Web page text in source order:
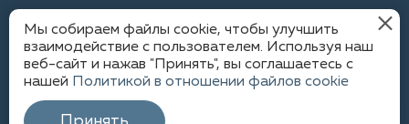
RENTHAI
ПОЛИТИКА КОНФИДЕНЦИАЛЬНОСТИ
© WWW.RENTHAI.COM
Мы собираем файлы cookie, чтобы улучшить
взаимодействие с пользователем. Используя наш
веб-сайт и нажав "Принять", вы соглашаетесь с
нашей Политикой в отношении файлов cookie